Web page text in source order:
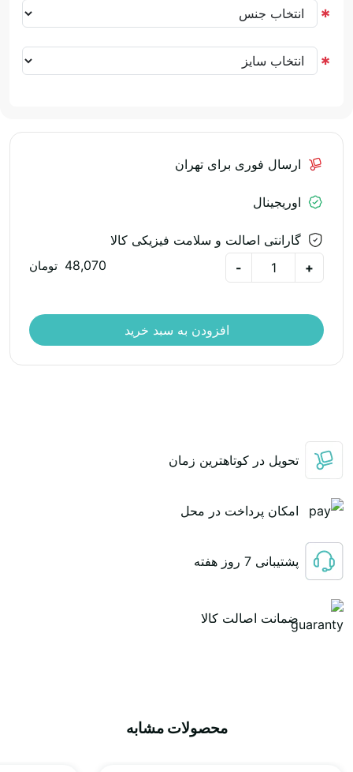
ارسال فوری برای تهران
اوریجینال
گارانتی اصالت و سلامت فیزیکی کالا
+
-
48,070 تومان
افزودن به سبد خرید
تحویل در کوتاهترین زمان
امکان پرداخت در محل
پشتیبانی 7 روز هفته
ضمانت اصالت کالا
محصولات مشابه